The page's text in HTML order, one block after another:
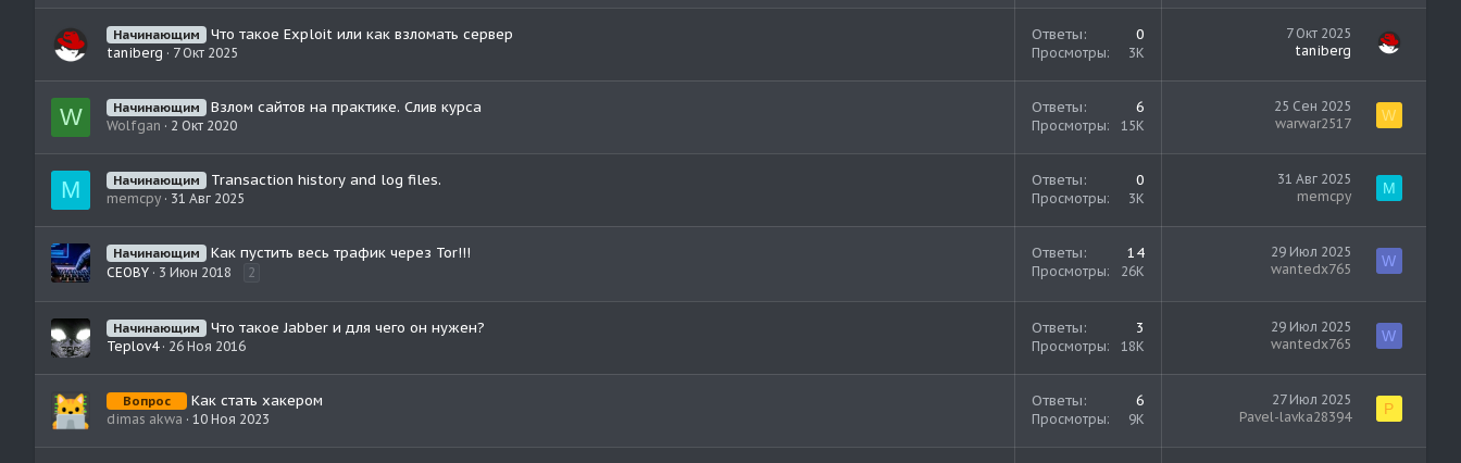
Начинающим Что такое Exploit или как взломать сервер
taniberg 7 Окт 2025
Ответы 0
Просмотры 3K
7 Окт 2025
taniberg
W Начинающим Взлом сайтов на практике. Слив курса
Wolfgan 2 Окт 2020
Ответы 6
Просмотры 15K
25 Сен 2025
warwar2517
W
M Начинающим Transaction history and log files.
memcpy 31 Авг 2025
Ответы 0
Просмотры 3K
31 Авг 2025
memcpy
M
Начинающим Как пустить весь трафик через Tor!!!
CEOBY 3 Июн 2018 2
Ответы 14
Просмотры 26K
29 Июл 2025
wantedx765
W
Начинающим Что такое Jabber и для чего он нужен?
Teplov4 26 Ноя 2016
Ответы 3
Просмотры 18K
29 Июл 2025
wantedx765
W
Вопрос Как стать хакером
dimas akwa 10 Ноя 2023
Ответы 6
Просмотры 9K
27 Июл 2025
Pavel-lavka28394
P